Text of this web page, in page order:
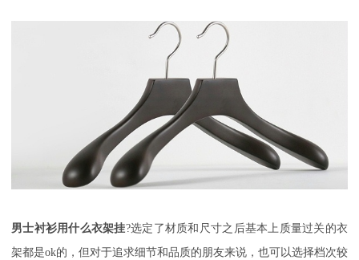
男士衬衫用什么衣架挂?选定了材质和尺寸之后基本上质量过关的衣
架都是ok的，但对于追求细节和品质的朋友来说，也可以选择档次较